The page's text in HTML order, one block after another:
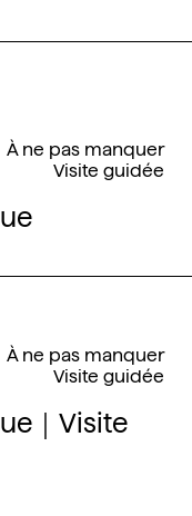
À ne pas manquer
Visite guidée
｜Visite
À ne pas manquer
Visite guidée